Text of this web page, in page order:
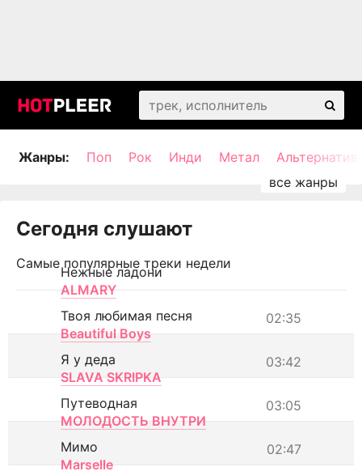
Жанры: Поп Рок Инди Метал
Сегодня слушают
Самые популярные треки недели
Нежные ладони
ALMARY
02:35
Твоя любимая песня
Beautiful Boys
03:42
Я у деда
SLAVA SKRIPKA
03:05
Путеводная
МОЛОДОСТЬ ВНУТРИ
02:47
Мимо
Marselle